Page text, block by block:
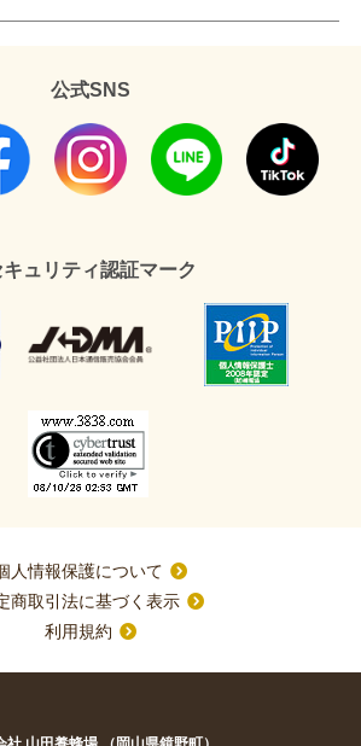
公式SNS
キュリティ認証マーク
人情報保護について
商取引法に基づく表示
利用規約